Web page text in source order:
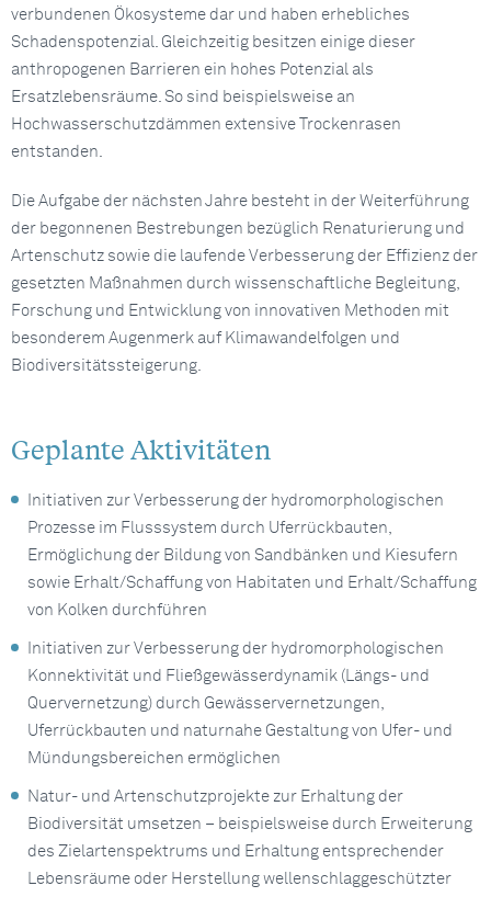
verbundenen Ökosysteme dar und haben erhebliches
Schadenspotenzial. Gleichzeitig besitzen einige dieser
anthropogenen Barrieren ein hohes Potenzial als
Ersatzlebensräume. So sind beispielsweise an
Hochwasserschutzdämmen extensive Trockenrasen
entstanden.
Die Aufgabe der nächsten Jahre besteht in der Weiterführung
der begonnenen Bestrebungen bezüglich Renaturierung und
Artenschutz sowie die laufende Verbesserung der Effizienz der
gesetzten Maßnahmen durch wissenschaftliche Begleitung,
Forschung und Entwicklung von innovativen Methoden mit
besonderem Augenmerk auf Klimawandelfolgen und
Biodiversitätssteigerung.
Geplante Aktivitäten
Initiativen zur Verbesserung der hydromorphologischen
Prozesse im Flusssystem durch Uferrückbauten,
Ermöglichung der Bildung von Sandbänken und Kiesufern
sowie Erhalt/Schaffung von Habitaten und Erhalt/Schaffung
von Kolken durchführen
Initiativen zur Verbesserung der hydromorphologischen
Konnektivität und Fließgewässerdynamik (Längs- und
Quervernetzung) durch Gewässervernetzungen,
Uferrückbauten und naturnahe Gestaltung von Ufer- und
Mündungsbereichen ermöglichen
Natur- und Artenschutzprojekte zur Erhaltung der
Biodiversität umsetzen – beispielsweise durch Erweiterung
des Zielartenspektrums und Erhaltung entsprechender
Lebensräume oder Herstellung wellenschlaggeschützter